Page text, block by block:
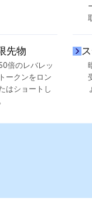
先物
倍のレバレッ
ークンをロン
はショートし